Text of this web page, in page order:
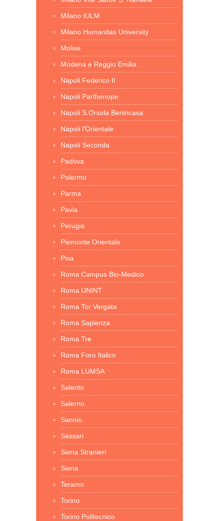
Milano IULM
Milano Humanitas University
Molise
Modena e Reggio Emilia
Napoli Federico II
Napoli Parthenope
Napoli S.Orsola Benincasa
Napoli l'Orientale
Napoli Seconda
Padova
Palermo
Parma
Pavia
Perugia
Piemonte Orientale
Pisa
Roma Campus Bio-Medico
Roma UNINT
Roma Tor Vergata
Roma Sapienza
Roma Tre
Roma Foro Italico
Roma LUMSA
Salento
Salerno
Sannio
Sassari
Siena Stranieri
Siena
Teramo
Torino
Torino Politecnico